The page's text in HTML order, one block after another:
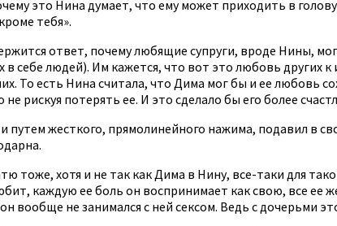
это Нина думает, что ему может приходить в
тебя».
ответ, почему любящие супруги, вроде Нины,
себе людей). Им кажется, что вот это любовь других
То есть Нина считала, что Дима мог бы и ее
рискуя потерять ее. И это сделало бы его более
путем жесткого, прямолинейного нажима, подавил в
тоже, хотя и не так как Дима в Нину, все-таки для
каждую ее боль он воспринимает как свою, все ее
вообще не занимался с ней сексом. Ведь с дочерьми